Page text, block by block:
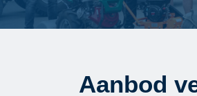
Aanbod